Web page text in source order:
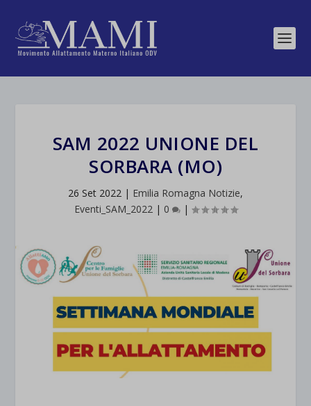
SAM 2022 UNIONE DEL
SORBARA (MO)
26 Set 2022 | Emilia Romagna Notizie,
Eventi_SAM_2022| 0 |